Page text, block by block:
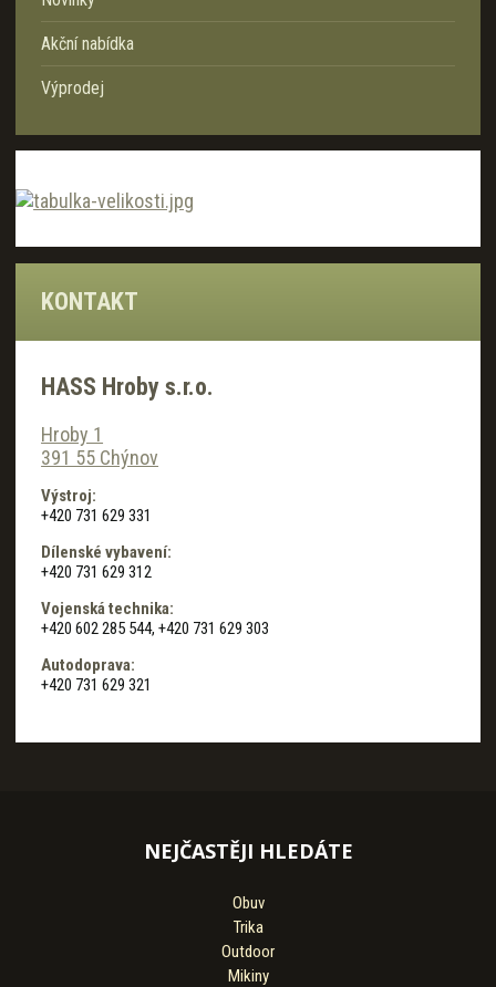
Akční nabídka
Výprodej
KONTAKT
HASS Hroby s.r.o.
Hroby 1
391 55 Chýnov
Výstroj:
+420 731 629 331
Dílenské vybavení:
+420 731 629 312
Vojenská technika:
+420 602 285 544, +420 731 629 303
Autodoprava:
+420 731 629 321
NEJČASTĚJI HLEDÁTE
Obuv
Trika
Outdoor
Mikiny